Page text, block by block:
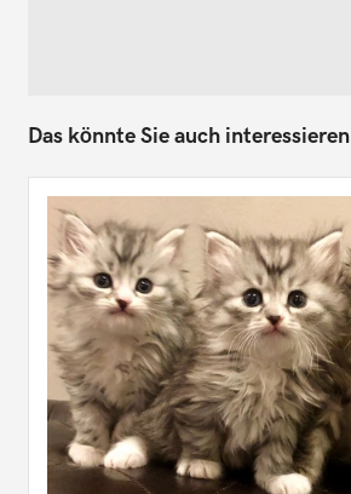
Das könnte Sie auch interessieren